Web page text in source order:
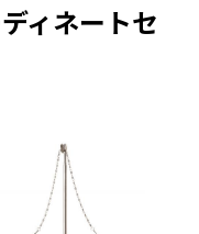
ィネートセ